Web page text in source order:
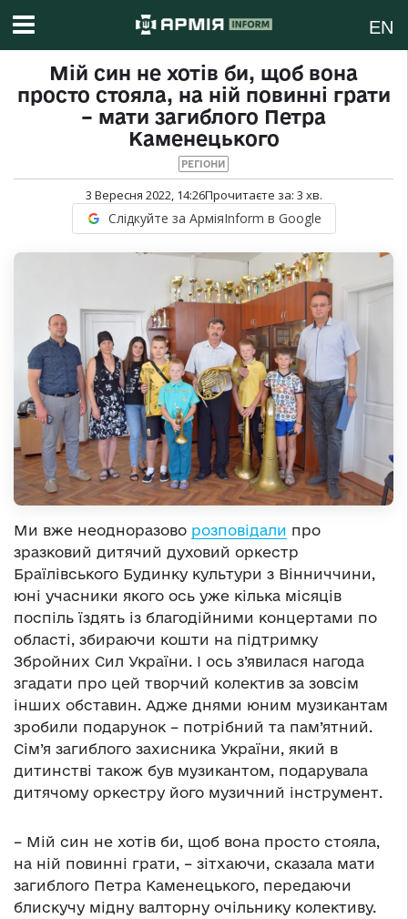
EN
Мій син не хотів би, щоб вона
просто стояла, на ній повинні грати
– мати загиблого Петра
Каменецького
РЕГІОНИ
3 Вересня 2022, 14:26Прочитаєте за: 3 хв.
Слідкуйте за АрміяInform в Google
Ми вже неодноразово розповідали про
зразковий дитячий духовий оркестр
Браїлівського Будинку культури з Вінниччини,
юні учасники якого ось уже кілька місяців
поспіль їздять із благодійними концертами по
області, збираючи кошти на підтримку
Збройних Сил України. І ось з’явилася нагода
згадати про цей творчий колектив за зовсім
інших обставин. Адже днями юним музикантам
зробили подарунок – потрібний та пам’ятний.
Сім’я загиблого захисника України, який в
дитинстві також був музикантом, подарувала
дитячому оркестру його музичний інструмент.
– Мій син не хотів би, щоб вона просто стояла,
на ній повинні грати, – зітхаючи, сказала мати
загиблого Петра Каменецького, передаючи
блискучу мідну валторну очільнику колективу.